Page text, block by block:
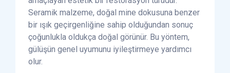
Seramik malzeme, doğal mine dokusuna benzer
bir ışık geçirgenliğine sahip olduğundan sonuç
çoğunlukla oldukça doğal görünür. Bu yöntem,
gülüşün genel uyumunu iyileştirmeye yardımcı
olur.